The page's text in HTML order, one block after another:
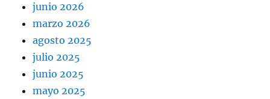
junio 2026
marzo 2026
agosto 2025
julio 2025
junio 2025
mayo 2025